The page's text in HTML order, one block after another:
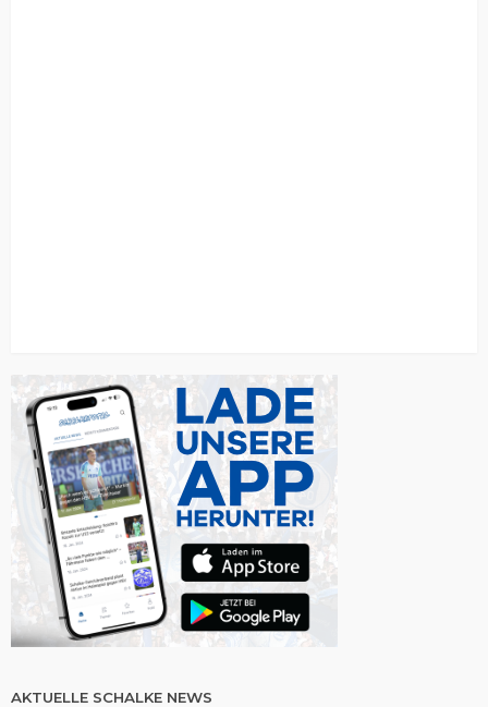
AKTUELLE SCHALKE NEWS